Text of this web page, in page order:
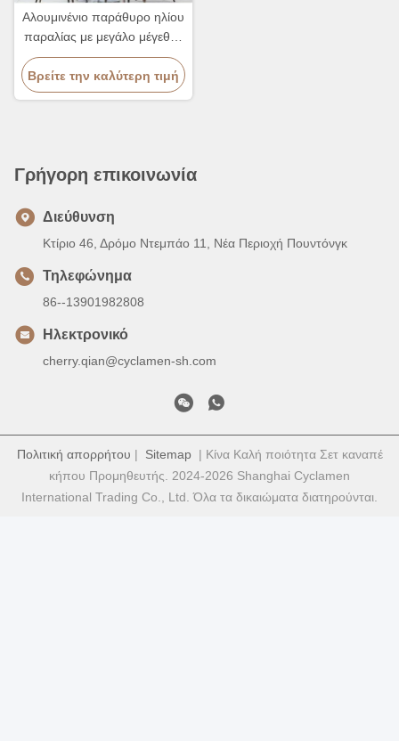
Αλουμινένιο παράθυρο ηλίου
παραλίας με μεγάλο μέγεθος
και ανθεκτικό στύλο για
ανθεκτικό εξωτερικό
Βρείτε την καλύτερη τιμή
Γρήγορη επικοινωνία
Διεύθυνση
Κτίριο 46, Δρόμο Ντεμπάο 11, Νέα Περιοχή Πουντόνγκ
Τηλεφώνημα
86--13901982808
Ηλεκτρονικό
cherry.qian@cyclamen-sh.com
Πολιτική απορρήτου | Sitemap| Κίνα Καλή ποιότητα Σετ καναπέ
κήπου Προμηθευτής. 2024-2026 Shanghai Cyclamen
International Trading Co., Ltd. Όλα τα δικαιώματα διατηρούνται.